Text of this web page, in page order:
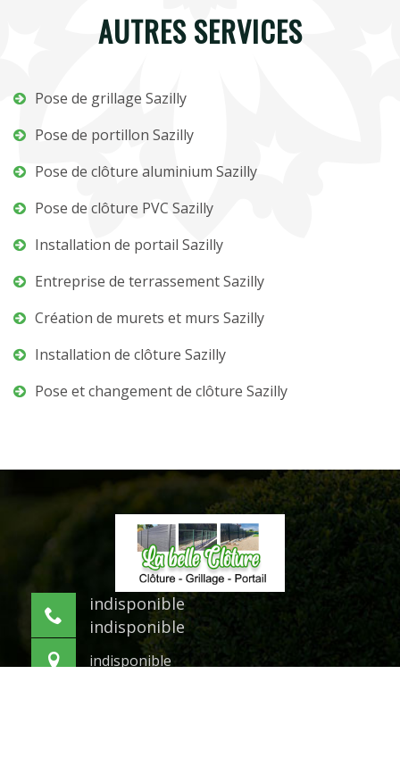
AUTRES SERVICES
Pose de grillage Sazilly
Pose de portillon Sazilly
Pose de clôture aluminium Sazilly
Pose de clôture PVC Sazilly
Installation de portail Sazilly
Entreprise de terrassement Sazilly
Création de murets et murs Sazilly
Installation de clôture Sazilly
Pose et changement de clôture Sazilly
indisponible
indisponible
indisponible